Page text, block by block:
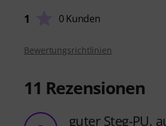
1 0 Kunden
Bewertungsrichtlinien
11 Rezensionen
guter Steg-PU,